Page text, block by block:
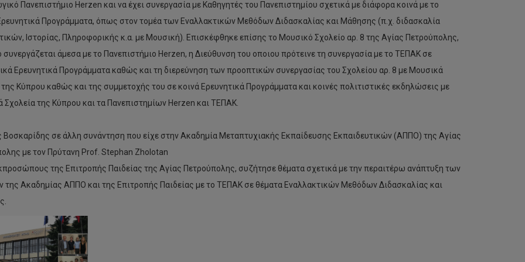
Πανεπιστήμιο Herzen και να έχει συνεργασία με Καθηγητές του Πανεπιστημίου σχετικά με διάφορα κοινά με το
Προγράμματα, όπως στον τομέα των Εναλλακτικών Μεθόδων Διδασκαλίας και Μάθησης (π.χ. διδασκαλία
Ιστορίας, Πληροφορικής κ.α. με Μουσική). Επισκέφθηκε επίσης το Μουσικό Σχολείο αρ. 8 της Αγίας Πετρούπολης,
συνεργάζεται άμεσα με το Πανεπιστήμιο Herzen, η Διεύθυνση του οποιου πρότεινε τη συνεργασία με το ΤΕΠΑΚ σε
Ερευνητικά Προγράμματα καθώς και τη διερεύνηση των προοπτικών συνεργασίας του Σχολείου αρ. 8 με Μουσικά
Κύπρου καθώς και της συμμετοχής του σε κοινά Ερευνητικά Προγράμματα και κοινές πολιτιστικές εκδηλώσεις με
Σχολεία της Κύπρου και τα Πανεπιστημίων Herzen και ΤΕΠΑΚ.
σε άλλη συνάντηση που είχε στην Ακαδημία Μεταπτυχιακής Εκπαίδευσης Εκπαιδευτικών (ΑΠΠΟ) της Αγίας
με τον Πρύτανη Prof. Stephan Zholotan
της Επιτροπής Παιδείας της Αγίας Πετρούπολης, συζήτησε θέματα σχετικά με την περαιτέρω ανάπτυξη των
της Ακαδημίας ΑΠΠΟ και της Επιτροπής Παιδείας με το ΤΕΠΑΚ σε θέματα Εναλλακτικών Μεθόδων Διδασκαλίας και